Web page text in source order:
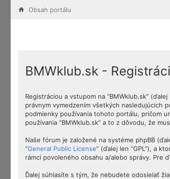
Obsah portálu
BMWklub.sk -
Registráciou a vstupom na “BMWklub.sk”
právnym vymedzením všetkých nasledujúcich
podmienky používania tohoto portálu, pričom
používania “BMWklub.sk” a to z dôvodu, že
Naše fórum je založené na systéme phpBB
“General Public License” (ďalej len “GPL”), a
rámci povoleného obsahu a/alebo správy. Pre
Ďalej súhlasíte s tým, že nebudete odosielať